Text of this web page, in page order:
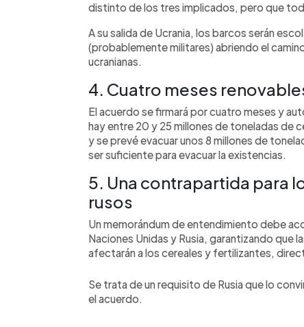
distinto de los tres implicados, pero que
A su salida de Ucrania, los barcos serán
(probablemente militares) abriendo el
ucranianas.
4. Cuatro meses
El acuerdo se firmará por cuatro meses y
hay entre 20 y 25 millones de toneladas de
y se prevé evacuar unos 8 millones de
ser suficiente para evacuar la existencias.
5. Una contrapartida para
rusos
Un memorándum de entendimiento debe
Naciones Unidas y Rusia, garantizando que
afectarán a los cereales y fertilizantes,
Se trata de un requisito de Rusia que lo
el acuerdo.